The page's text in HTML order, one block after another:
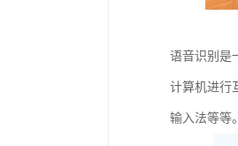
语音识别是
计算机进行
输入法等等